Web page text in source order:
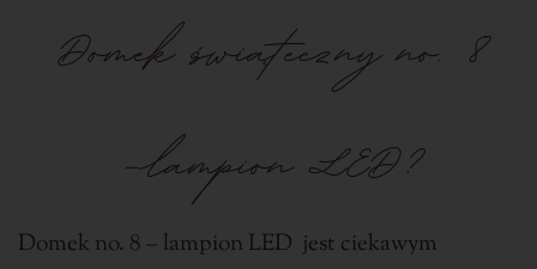
Domek świątecznyno. 8
-lampion LED?
Domek no. 8 – lampion LED jest ciekawym